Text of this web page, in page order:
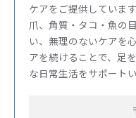
ケアをご提供していま
爪、角質・タコ・魚の
い、無理のないケアを
アを続けることで、足
な日常生活をサポート